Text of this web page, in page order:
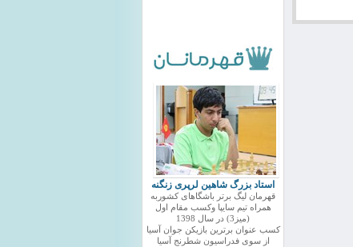
استاد بزرگ شاهین لرپری زنگنه
قهرمان لیگ برتر باشگاهای کشوربه
همراه تیم سایپا وکسب مقام اول
(میز3) در سال 1398
کسب عنوان برترین بازیکن جوان آسیا
از سوی فدراسیون شطرنج آسیا